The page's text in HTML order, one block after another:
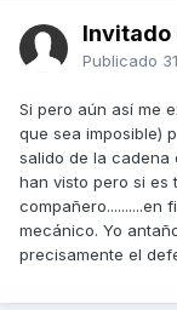
Publicado
Si pero aún así me
que sea imposible)
salido de la cadena
han visto pero si es
compañero..........en
mecánico. Yo
precisamente el